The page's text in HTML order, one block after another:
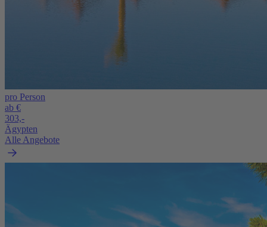
pro Person
ab €
303,-
Ägypten
Alle Angebote